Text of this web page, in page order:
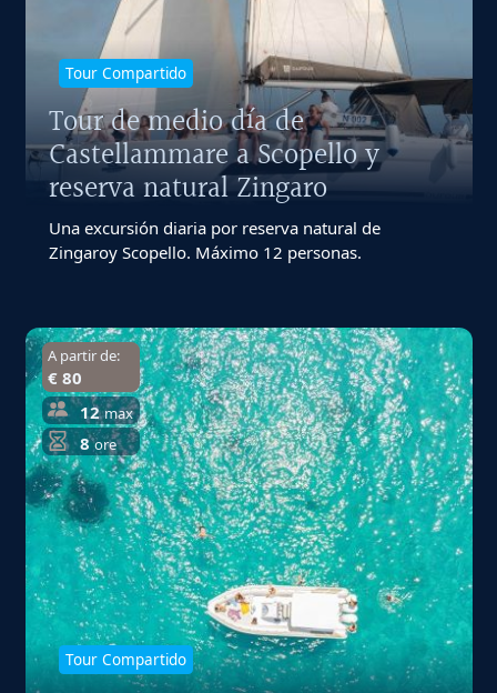
Tour Compartido
Tour de medio día de
Castellammare a Scopello y
reserva natural Zingaro
Una excursión diaria por reserva natural de
Zingaroy Scopello. Máximo 12 personas.
A partir de:
€ 80
12 max
8 ore
Tour Compartido